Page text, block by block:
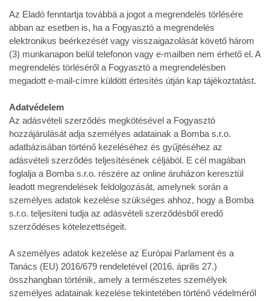
Az Eladó fenntartja továbbá a jogot a megrendelés törlésére
abban az esetben is, ha a Fogyasztó a megrendelés
elektronikus beérkezését vagy visszaigazolását követő három
(3) munkanapon belül telefonon vagy e-mailben nem érhető el. A
megrendelés törléséről a Fogyasztó a megrendelésben
megadott e-mail-címre küldött értesítés útján kap tájékoztatást.
Adatvédelem
Az adásvételi szerződés megkötésével a Fogyasztó
hozzájárulását adja személyes adatainak a Bomba s.r.o.
adatbázisában történő kezeléséhez és gyűjtéséhez az
adásvételi szerződés teljesítésének céljából. E cél magában
foglalja a Bomba s.r.o. részére az online áruházon keresztül
leadott megrendelések feldolgozását, amelynek során a
személyes adatok kezelése szükséges ahhoz, hogy a Bomba
s.r.o. teljesíteni tudja az adásvételi szerződésből eredő
szerződéses kötelezettségeit.
A személyes adatok kezelése az Európai Parlament és a
Tanács (EU) 2016/679 rendeletével (2016. április 27.)
összhangban történik, amely a természetes személyek
személyes adatainak kezelése tekintetében történő védelméről